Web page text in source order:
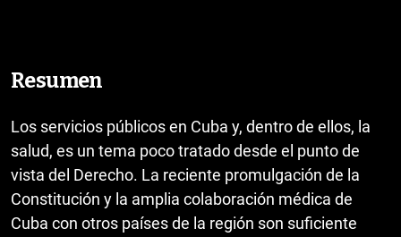
Resumen
Los servicios públicos en Cuba y, dentro de ellos, la
salud, es un tema poco tratado desde el punto de
vista del Derecho. La reciente promulgación de la
Constitución y la amplia colaboración médica de
Cuba con otros países de la región son suficiente